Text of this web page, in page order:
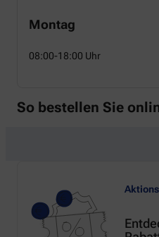
Montag
08:00-18:00 Uhr
So bestellen Sie